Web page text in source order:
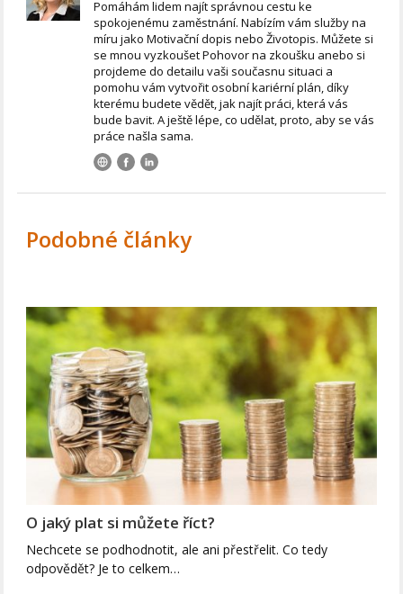
Pomáhám lidem najít správnou cestu ke
spokojenému zaměstnání. Nabízím vám služby na
míru jako Motivační dopis nebo Životopis. Můžete si
se mnou vyzkoušet Pohovor na zkoušku anebo si
projdeme do detailu vaši současnu situaci a
pomohu vám vytvořit osobní kariérní plán, díky
kterému budete vědět, jak najít práci, která vás
bude bavit. A ještě lépe, co udělat, proto, aby se vás
práce našla sama.
Podobné články
O jaký plat si můžete říct?
Nechcete se podhodnotit, ale ani přestřelit. Co tedy
odpovědět? Je to celkem…